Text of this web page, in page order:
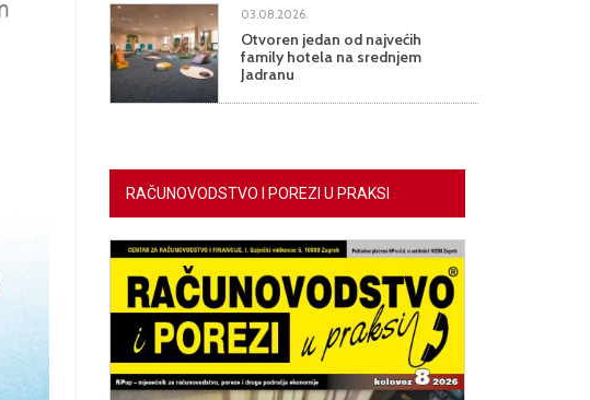
03.08.2026.
Otvoren jedan od najvećih
family hotela na srednjem
Jadranu
RAČUNOVODSTVO I POREZI U PRAKSI